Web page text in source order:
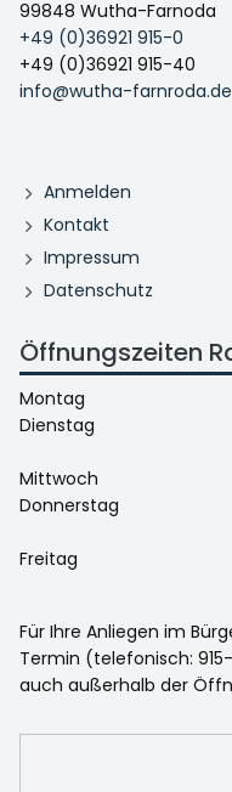
99848 Wutha-Farnoda
+49 (0)36921 915-0
+49 (0)36921 915-40
info@wutha-farnroda.de
Anmelden
Kontakt
Impressum
Datenschutz
Öffnungszeiten
Montag
Dienstag
Mittwoch
Donnerstag
Freitag
Für Ihre Anliegen im
Termin (telefonisch:
auch außerhalb der